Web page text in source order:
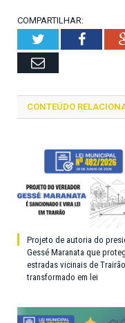
COMPARTILHAR:
Twitter
Email
CONTEÚDO
Projeto de autoria do
Gessé Maranata que
estradas vicinais de
transformado em lei